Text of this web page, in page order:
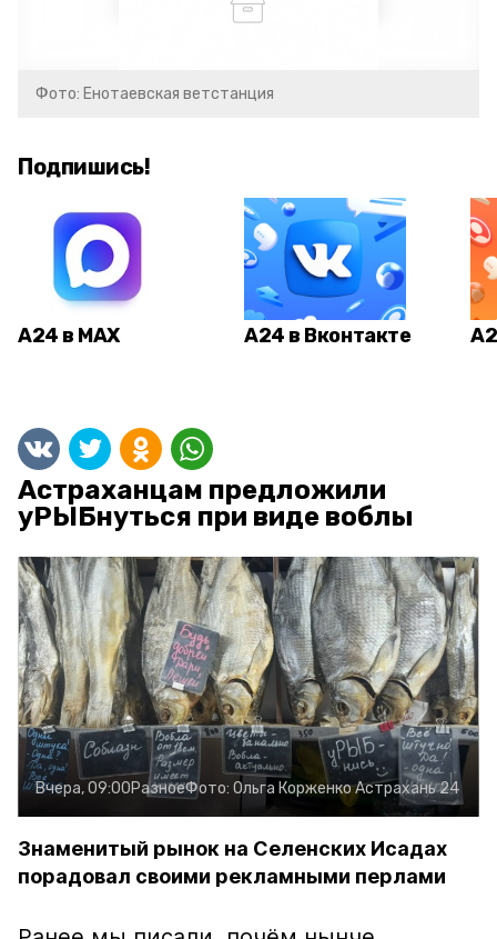
Фото: Енотаевская ветстанция
Подпишись!
А24 в MAX А24 в Вконтакте
Астраханцам предложили
уРЫБнуться при виде воблы
Вчера, 09:00РазноеФото: Ольга КорженкоАстрахань 24
Знаменитый рынок на Селенских Исадах
порадовал своими рекламными перлами